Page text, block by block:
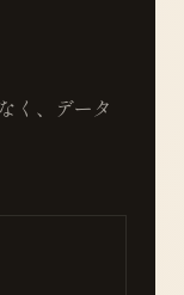
く、データ